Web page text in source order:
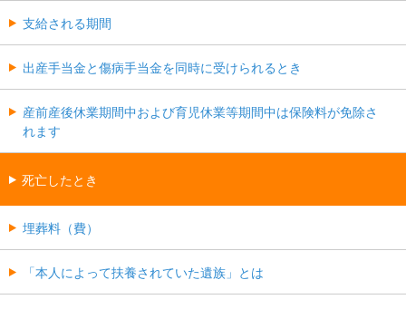
支給される期間
出産手当金と傷病手当金を同時に受けられるとき
産前産後休業期間中および育児休業等期間中は保険料が免除さ
れます
死亡したとき
埋葬料（費）
「本人によって扶養されていた遺族」とは